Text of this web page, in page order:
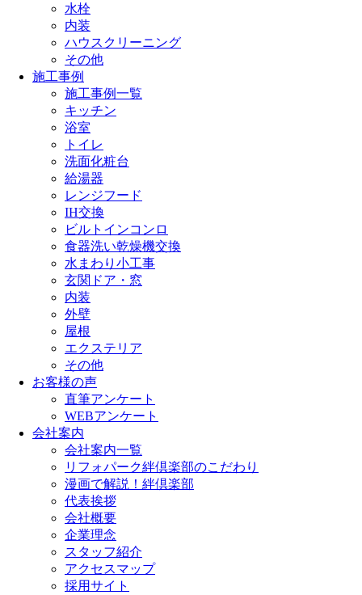
水栓
内装
ハウスクリーニング
その他
施工事例
施工事例一覧
キッチン
浴室
トイレ
洗面化粧台
給湯器
レンジフード
IH交換
ビルトインコンロ
食器洗い乾燥機交換
水まわり小工事
玄関ドア・窓
内装
外壁
屋根
エクステリア
その他
お客様の声
直筆アンケート
WEBアンケート
会社案内
会社案内一覧
リフォパーク絆倶楽部のこだわり
漫画で解説！絆倶楽部
代表挨拶
会社概要
企業理念
スタッフ紹介
アクセスマップ
採用サイト